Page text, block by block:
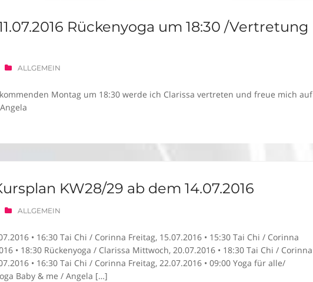
Rückenyoga um 18:30 /Vertretung
ALLGEMEIN
Montag um 18:30 werde ich Clarissa vertreten und freue mich auf
KW28/29 ab dem 14.07.2016
ALLGEMEIN
• 16:30 Tai Chi / Corinna Freitag, 15.07.2016 • 15:30 Tai Chi / Corinna
• 18:30 Rückenyoga / Clarissa Mittwoch, 20.07.2016 • 18:30 Tai Chi / Corinna
• 16:30 Tai Chi / Corinna Freitag, 22.07.2016 • 09:00 Yoga für alle/
Baby & me / Angela […]